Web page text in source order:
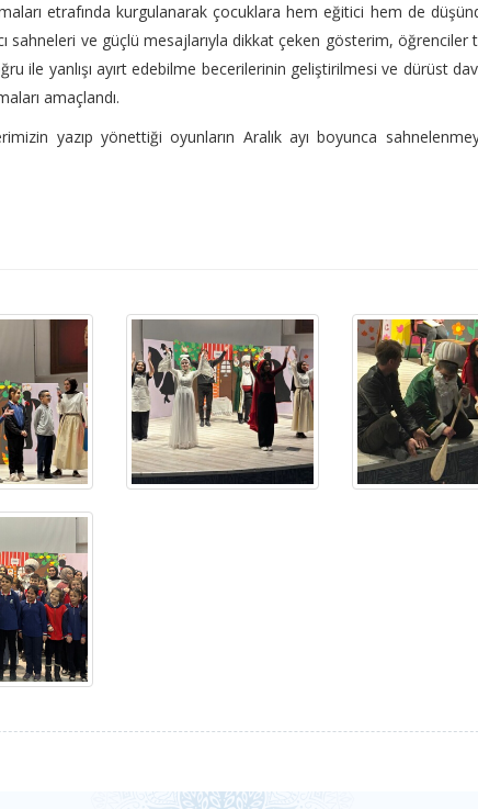
etrafında kurgulanarak çocuklara hem eğitici hem de
sahneleri ve güçlü mesajlarıyla dikkat çeken gösterim, öğrenciler
ile yanlışı ayırt edebilme becerilerinin geliştirilmesi ve dürüst
amaçlandı.
yazıp yönettiği oyunların Aralık ayı boyunca